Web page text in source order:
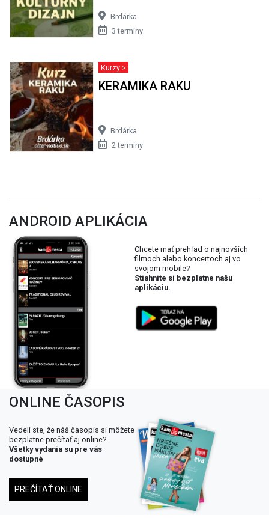
Brdárka
3 termíny
Kurzy >
KERAMIKA RAKU
Brdárka
2 termíny
ANDROID APLIKÁCIA
Chcete mať prehľad o najnovších
filmoch alebo koncertoch aj vo
svojom mobile?
Stiahnite si bezplatne našu
aplikáciu.
ONLINE ČASOPIS
Vedeli ste, že náš časopis si môžete
bezplatne prečítať aj online?
Všetky vydania su pre vás
dostupné
PREČÍTAŤ ONLINE